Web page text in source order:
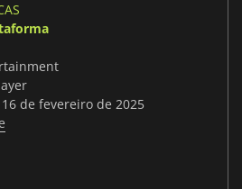
de fevereiro de 2025